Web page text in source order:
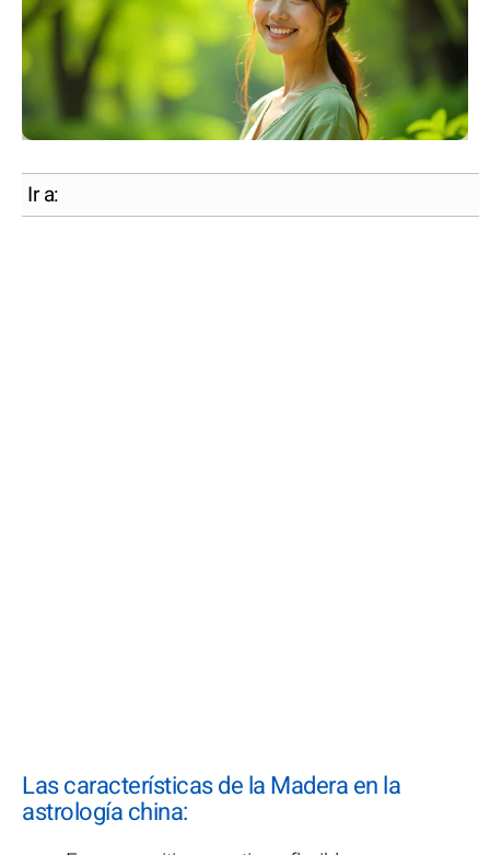
Ir a:
Las características de la Madera en la
astrología china: